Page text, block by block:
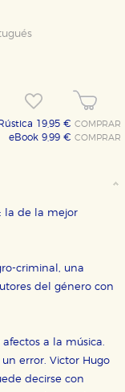
Rústica 19,95 €COMPRAR
eBook 9,99 €COMPRAR
la de la mejor
criminal, una
del género con
a la música.
error. Victor Hugo
decirse con